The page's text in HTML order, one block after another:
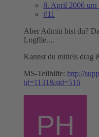
8. April 2006 um
#11
Aber Admin bist du?
Logfile....
Kannst du mittels drag
MS-Teilhilfe: http://
id=1131&sid=516